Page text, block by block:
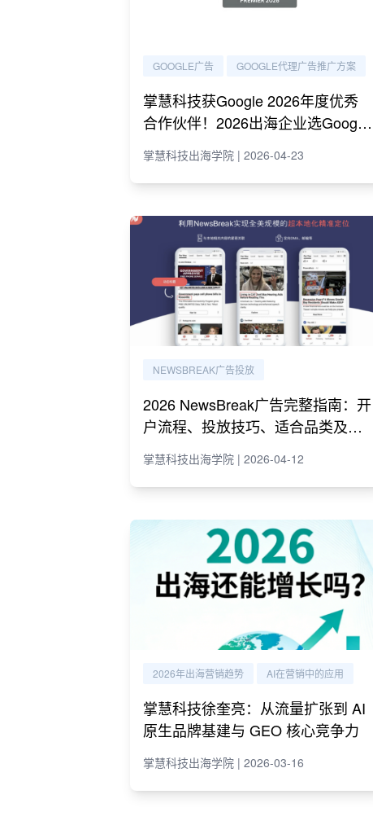
GOOGLE广告 GOOGLE代理广告推广方案
掌慧科技获Google 2026年度优秀
合作伙伴！2026出海企业选Google
掌慧科技出海学院 | 2026-04-23
NEWSBREAK广告投放
2026 NewsBreak广告完整指南：开
户流程、投放技巧、适合品类及代
掌慧科技出海学院 | 2026-04-12
2026年出海营销趋势 AI在营销中的应用
掌慧科技徐奎亮：从流量扩张到 AI
原生品牌基建与 GEO 核心竞争力
掌慧科技出海学院 | 2026-03-16